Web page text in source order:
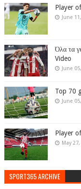
Player
June
Όλα τα
Video
June
Top 70
June
Player
May
SPORT365 ARCHIVE